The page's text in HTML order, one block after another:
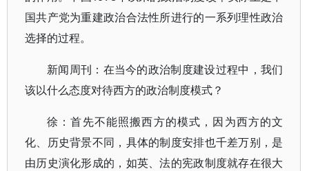
国共产党为重建政治合法性所进行的一系列理性政治
选择的过程。
新闻周刊：在当今的政治制度建设过程中，我们
该以什么态度对待西方的政治制度模式？
徐：首先不能照搬西方的模式，因为西方的文
化、历史背景不同，具体的制度安排也千差万别，是
由历史演化形成的，如英、法的宪政制度就存在很大